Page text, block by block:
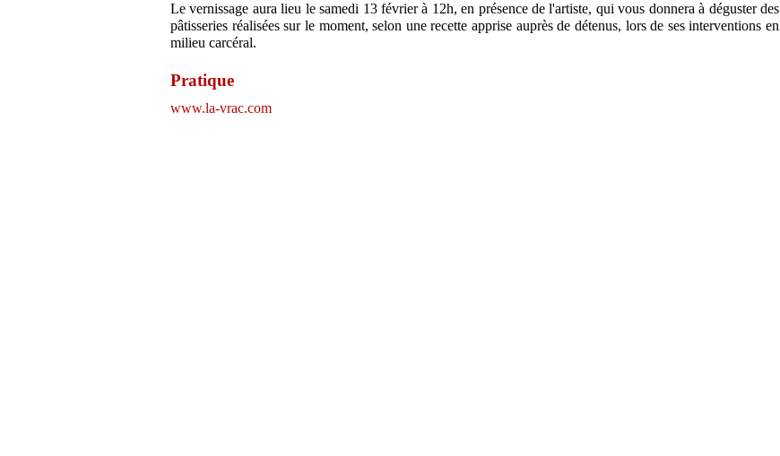
Le vernissage aura lieu le samedi 13 février à 12h, en présence de l'artiste, qui vous donnera à déguster des
pâtisseries réalisées sur le moment, selon une recette apprise auprès de détenus, lors de ses interventions en
milieu carcéral.
Pratique
www.la-vrac.com